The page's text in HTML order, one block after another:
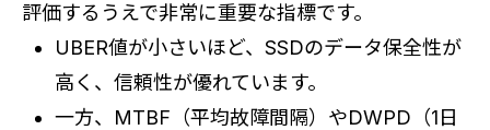
評価するうえで非常に重要な指標です。
UBER値が小さいほど、SSDのデータ保全性が
高く、信頼性が優れています。
一方、MTBF（平均故障間隔）やDWPD（1日